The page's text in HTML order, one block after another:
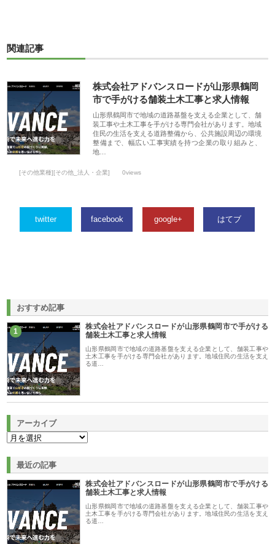
関連記事
株式会社アドバンスロードが山形県鶴岡
市で手がける舗装土木工事と求人情報
山形県鶴岡市で地域の道路基盤を支える企業として、舗
装工事や土木工事を手がける専門会社があります。地域
住民の生活を支える道路整備から、公共施設周辺の環境
整備まで、幅広い工事実績を持つ企業の取り組みと、
地…
[その他業種][その他_法人・企業] 0views
twitter facebook google+ はてブ
おすすめ記事
1
株式会社アドバンスロードが山形県鶴岡市で手がける
舗装土木工事と求人情報
山形県鶴岡市で地域の道路基盤を支える企業として、舗装工事や
土木工事を手がける専門会社があります。地域住民の生活を支え
る道…
アーカイブ
最近の記事
株式会社アドバンスロードが山形県鶴岡市で手がける
舗装土木工事と求人情報
山形県鶴岡市で地域の道路基盤を支える企業として、舗装工事や
土木工事を手がける専門会社があります。地域住民の生活を支え
る道…